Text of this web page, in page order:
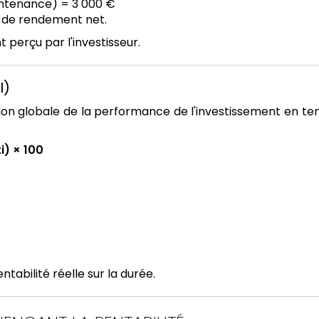
= 3 000 €
rendement net.
perçu par l'investisseur.
globale de la performance de l'investissement en
× 100
réelle sur la durée.